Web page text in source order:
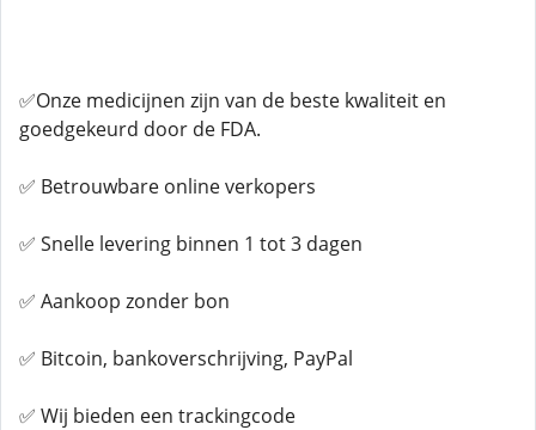
✅Onze medicijnen zijn van de beste kwaliteit en
goedgekeurd door de FDA.
✅ Betrouwbare online verkopers
✅ Snelle levering binnen 1 tot 3 dagen
✅ Aankoop zonder bon
✅ Bitcoin, bankoverschrijving, PayPal
✅ Wij bieden een trackingcode